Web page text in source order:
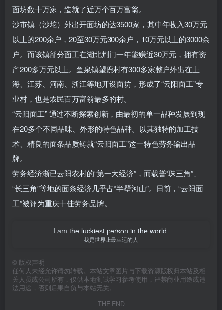
面坊数十万家，造就了近万个百万富翁。
沙市镇（沙坨）外出开面坊的达3500家，其中年收入30万元
以上的200余户，20至30万元300余户，10万元以上的3000余
户。而该镇部分面工在湖北荆门一年能赚近30万元，拥有资
产200多万元以上。鱼泉镇望鹿村有300多家整户外出在上
海、江苏、河南、浙江等地开设面坊，形成了“云阳面工”专
业村，也是农民百万富翁最多的村。
“云阳面工” 通过不断探索创新，由最初的单一品种发展到现
在20多个不同品味、外形的特色品种。以其独特的加工技
术、精良的面条品质铸就“云阳面工”这一特色劳务输出品
牌。
劳务经济渐已云阳农村的“第一大经济”，而载誉“珠三角”、
“长三角”等地的面条经济几乎占“半壁河山”。日前，“云阳面
工”被评为重庆十佳劳务品牌。
I am the luckiest person in the world.
我是世界上最幸运的人
© 版权声明
任何人未经允许请勿转载。本站文章图片与下载资源版权归本站及相
关人员或公司所有，仅供本地测试学习参考使用，严禁商业用途或违
法用途，否则后果自负与本站无关。
THE END